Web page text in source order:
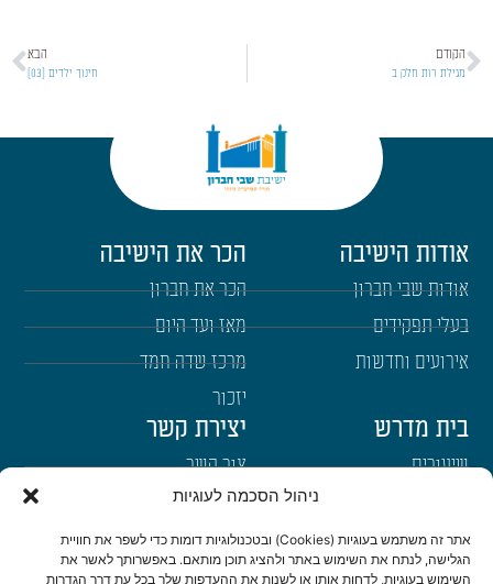
ניהול הסכמה לעוגיות
אתר זה משתמש בעוגיות (Cookies) ובטכנולוגיות דומות כדי לשפר את חוויית
הגלישה, לנתח את השימוש באתר ולהציג תוכן מותאם. באפשרותך לאשר את
השימוש בעוגיות, לדחות אותן או לשנות את ההעדפות שלך בכל עת דרך הגדרות
הקודם
מגילת רות חלק ב
הבא
חינוך ילדים [03]
אודות הישיבה
אודות שבי חברון
בעלי תפקידים
אירועים וחדשות
הכר את הישיבה
הכר את חברון
מאז ועד היום
מרכז שדה חמד
יזכור
בית מדרש
שיעורים
ימי עיון
יצירת קשר
צור קשר
הרשמה לשבו"ש
היה שותף
דרכי הגעה